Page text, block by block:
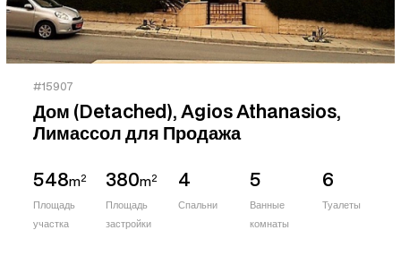
#15907
Дом (Detached), Agios Athanasios,
Лимассол для Продажа
548m2
Площадь
участка
380m2
Площадь
застройки
4
Спальни
5
Ванные
комнаты
6
Туалеты